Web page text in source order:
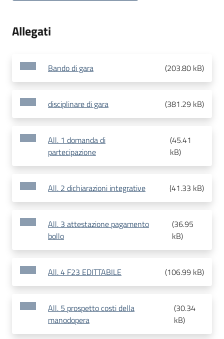
Allegati
Bando di gara (203.80 kB)
disciplinare di gara (381.29 kB)
All. 1 domanda di
partecipazione
(45.41
kB)
All. 2 dichiarazioni integrative (41.33 kB)
All. 3 attestazione pagamento
bollo
(36.95
kB)
All. 4 F23 EDITTABILE (106.99 kB)
All. 5 prospetto costi della
manodopera
(30.34
kB)